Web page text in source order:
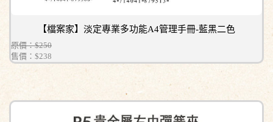
【檔案家】淡定專業多功能A4管理手冊-藍黑二色
原價：$250
售價： $238